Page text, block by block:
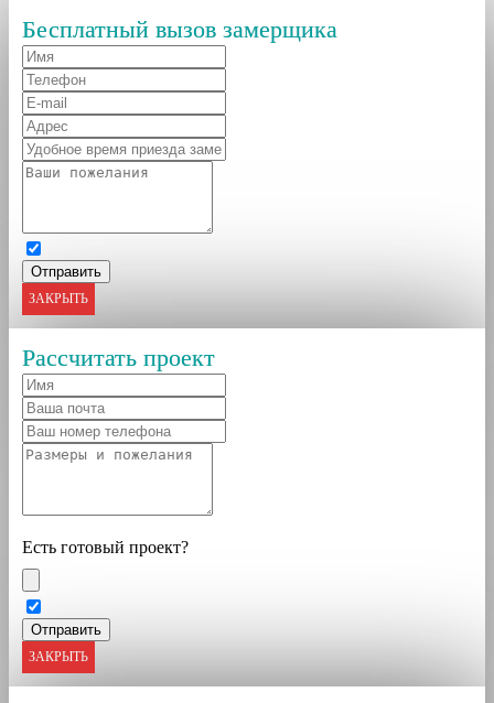
Бесплатный вызов замерщика
ЗАКРЫТЬ
Рассчитать проект
Есть готовый проект?
ЗАКРЫТЬ